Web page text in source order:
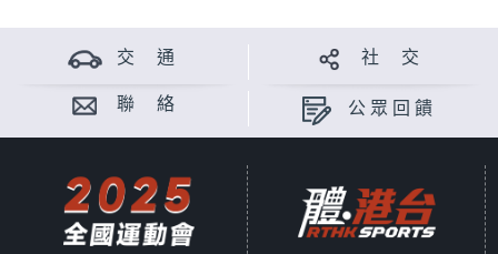
交 通 社 交
聯 絡 公眾回饋